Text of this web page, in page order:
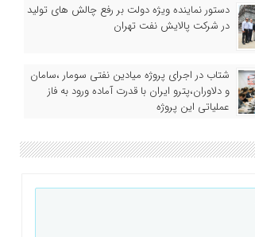
دستور نماینده ویژه دولت بر رفع چالش های تولید
در شرکت پالایش نفت تهران
شتاب در اجرای پروژه میادین نفتی سومار ،سامان
و دلاوران،پترو ایران با قدرت آماده ورود به فاز
عملیاتی این پروژه